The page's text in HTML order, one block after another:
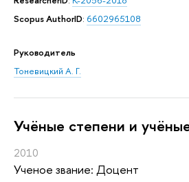
Scopus AuthorID: 6602965108
Руководитель
Тоневицкий А. Г.
Учёные степени и
2010
Ученое звание: Доцент